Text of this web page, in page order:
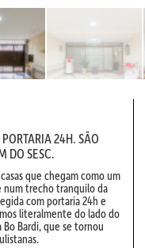
24H. SÃO
DO SESC.
que chegam como um
num trecho tranquilo da
com portaria 24h e
literalmente do lado do
Bo Bardi, que se tornou